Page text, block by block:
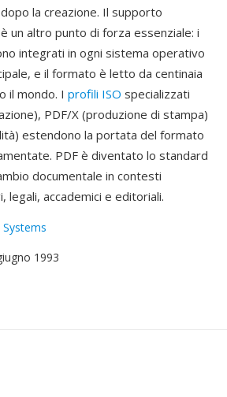
la creazione. Il supporto
un altro punto di forza essenziale: i
integrati in ogni sistema operativo
e il formato è letto da centinaia
il mondo. I profili ISO specializzati
PDF/X (produzione di stampa)
estendono la portata del formato
PDF è diventato lo standard
documentale in contesti
legali, accademici e editoriali.
1993